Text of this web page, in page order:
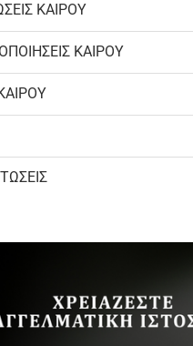
ΚΑΙΡΟΥ
ΚΑΙΡΟΥ